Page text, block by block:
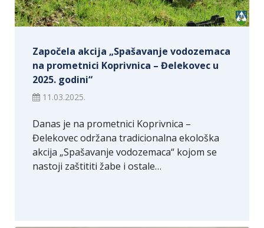
Započela akcija „Spašavanje vodozemaca
na prometnici Koprivnica – Đelekovec u
2025. godini“
11.03.2025.
Danas je na prometnici Koprivnica –
Đelekovec održana tradicionalna ekološka
akcija „Spašavanje vodozemaca“ kojom se
nastoji zaštititi žabe i ostale…